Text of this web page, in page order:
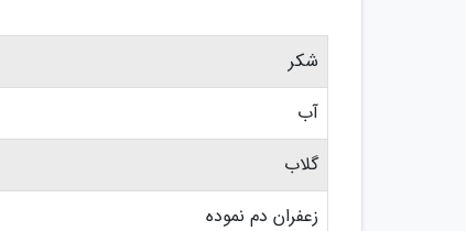
شکر
آب
گلاب
زعفران دم نموده